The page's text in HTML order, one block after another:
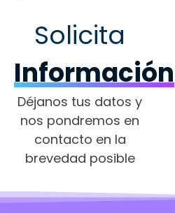
Solicita
Información
Déjanos tus datos y
nos pondremos en
contacto en la
brevedad posible